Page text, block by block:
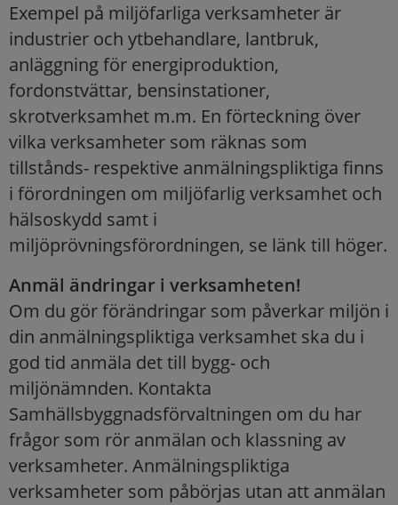
Exempel på miljöfarliga verksamheter är
industrier och ytbehandlare, lantbruk,
anläggning för energiproduktion,
fordonstvättar, bensinstationer,
skrotverksamhet m.m. En förteckning över
vilka verksamheter som räknas som
tillstånds- respektive anmälningspliktiga finns
i förordningen om miljöfarlig verksamhet och
hälsoskydd samt i
miljöprövningsförordningen, se länk till höger.
Anmäl ändringar i verksamheten!
Om du gör förändringar som påverkar miljön i
din anmälningspliktiga verksamhet ska du i
god tid anmäla det till bygg- och
miljönämnden. Kontakta
Samhällsbyggnadsförvaltningen om du har
frågor som rör anmälan och klassning av
verksamheter. Anmälningspliktiga
verksamheter som påbörjas utan att anmälan